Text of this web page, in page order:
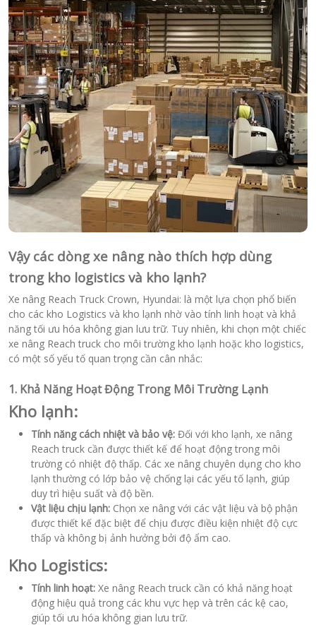
Vậy các dòng xe nâng nào thích hợp dùng
trong kho logistics và kho lạnh?
Xe nâng Reach Truck Crown, Hyundai: là một lựa chọn phổ biến
cho các kho Logistics và kho lạnh nhờ vào tính linh hoạt và khả
năng tối ưu hóa không gian lưu trữ. Tuy nhiên, khi chọn một chiếc
xe nâng Reach truck cho môi trường kho lạnh hoặc kho logistics,
có một số yếu tố quan trọng cần cân nhắc:
1. Khả Năng Hoạt Động Trong Môi Trường Lạnh
Kho lạnh:
Tính năng cách nhiệt và bảo vệ: Đối với kho lạnh, xe nâng
Reach truck cần được thiết kế để hoạt động trong môi
trường có nhiệt độ thấp. Các xe nâng chuyên dụng cho kho
lạnh thường có lớp bảo vệ chống lại các yếu tố lạnh, giúp
duy trì hiệu suất và độ bền.
Vật liệu chịu lạnh: Chọn xe nâng với các vật liệu và bộ phận
được thiết kế đặc biệt để chịu được điều kiện nhiệt độ cực
thấp và không bị ảnh hưởng bởi độ ẩm cao.
Kho Logistics:
Tính linh hoạt: Xe nâng Reach truck cần có khả năng hoạt
động hiệu quả trong các khu vực hẹp và trên các kệ cao,
giúp tối ưu hóa không gian lưu trữ.